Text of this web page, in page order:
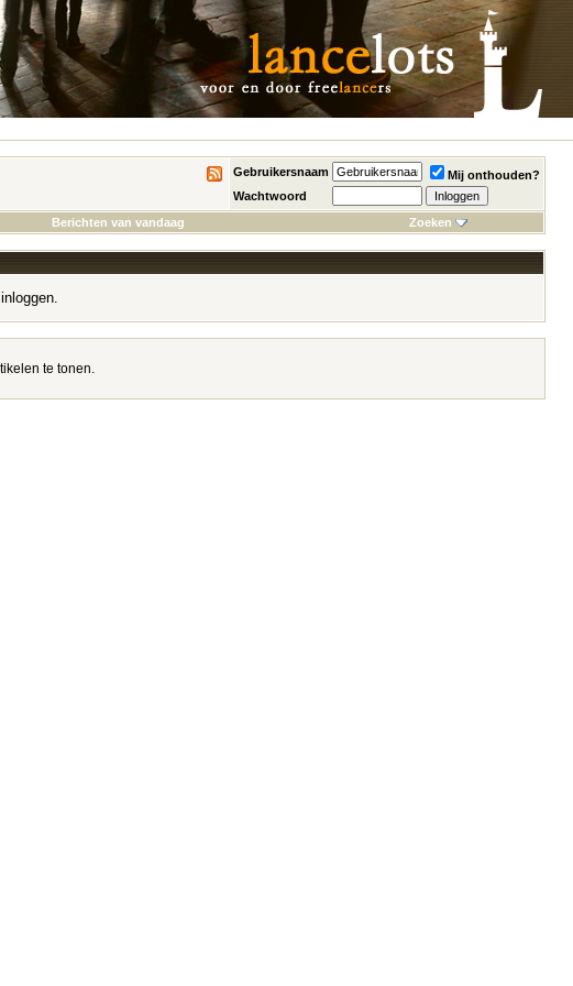
Gebruikersnaam
Mij onthouden?
Wachtwoord
Berichten van vandaag Zoeken
te tonen.